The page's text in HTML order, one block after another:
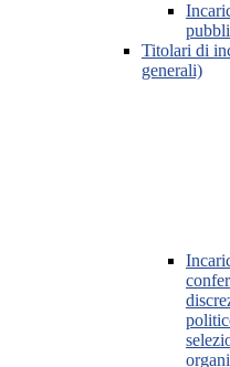
Titolari di
generali)